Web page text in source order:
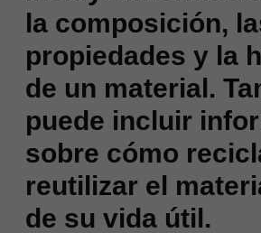
la composición,
propiedades y la
de un material.
puede incluir
sobre cómo
reutilizar el
de su vida útil.